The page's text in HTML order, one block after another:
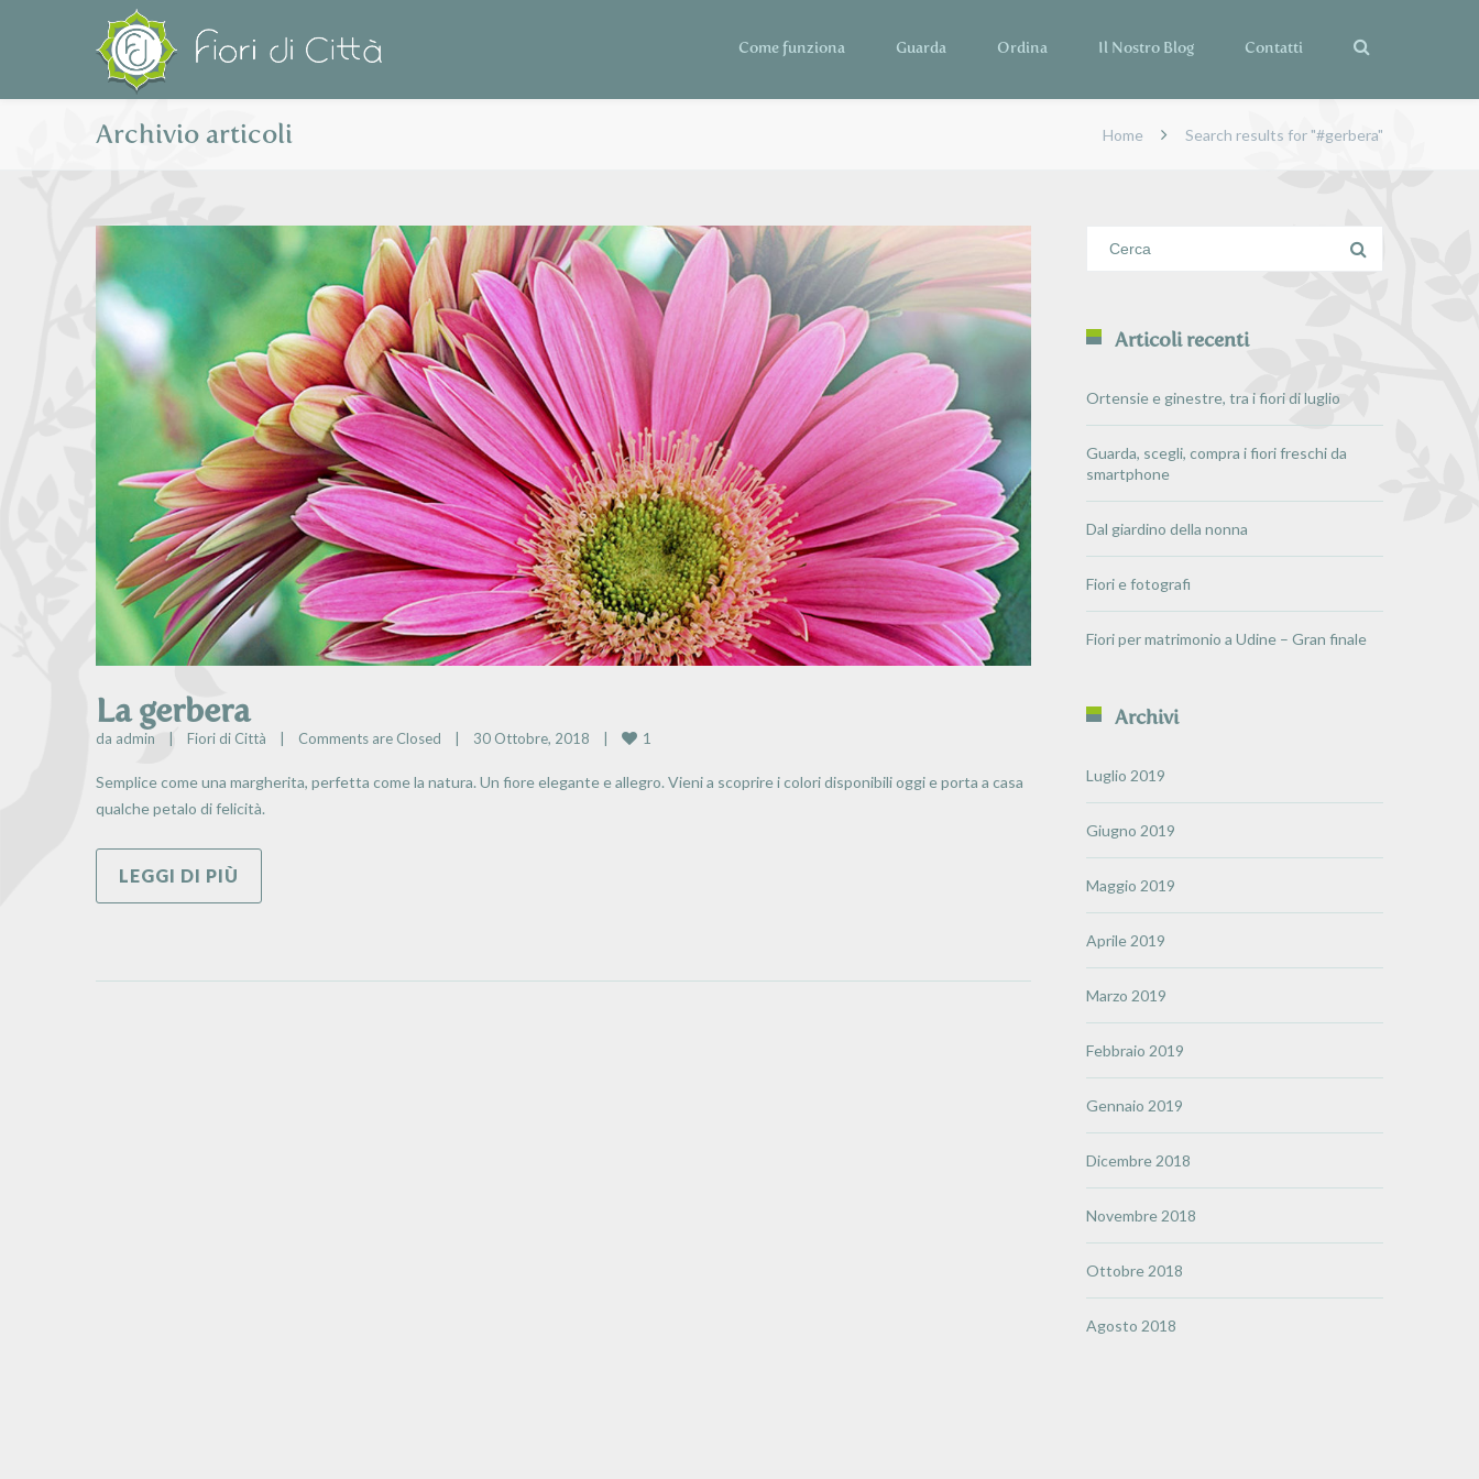
Come funziona Guarda Ordina Il Nostro Blog Contatti
Archivio articoli Home Search results for "#gerbera"
La gerbera
da admin Fiori di Città Comments are Closed 30 Ottobre, 2018 1
Semplice come una margherita, perfetta come la natura. Un fiore elegante e allegro. Vieni a scoprire i colori disponibili oggi e porta a casa
qualche petalo di felicità.
LEGGI DI PIÙ
Articoli recenti
Ortensie e ginestre, tra i fiori di luglio
Guarda, scegli, compra i fiori freschi da
smartphone
Dal giardino della nonna
Fiori e fotografi
Fiori per matrimonio a Udine – Gran finale
Archivi
Luglio 2019
Giugno 2019
Maggio 2019
Aprile 2019
Marzo 2019
Febbraio 2019
Gennaio 2019
Dicembre 2018
Novembre 2018
Ottobre 2018
Agosto 2018